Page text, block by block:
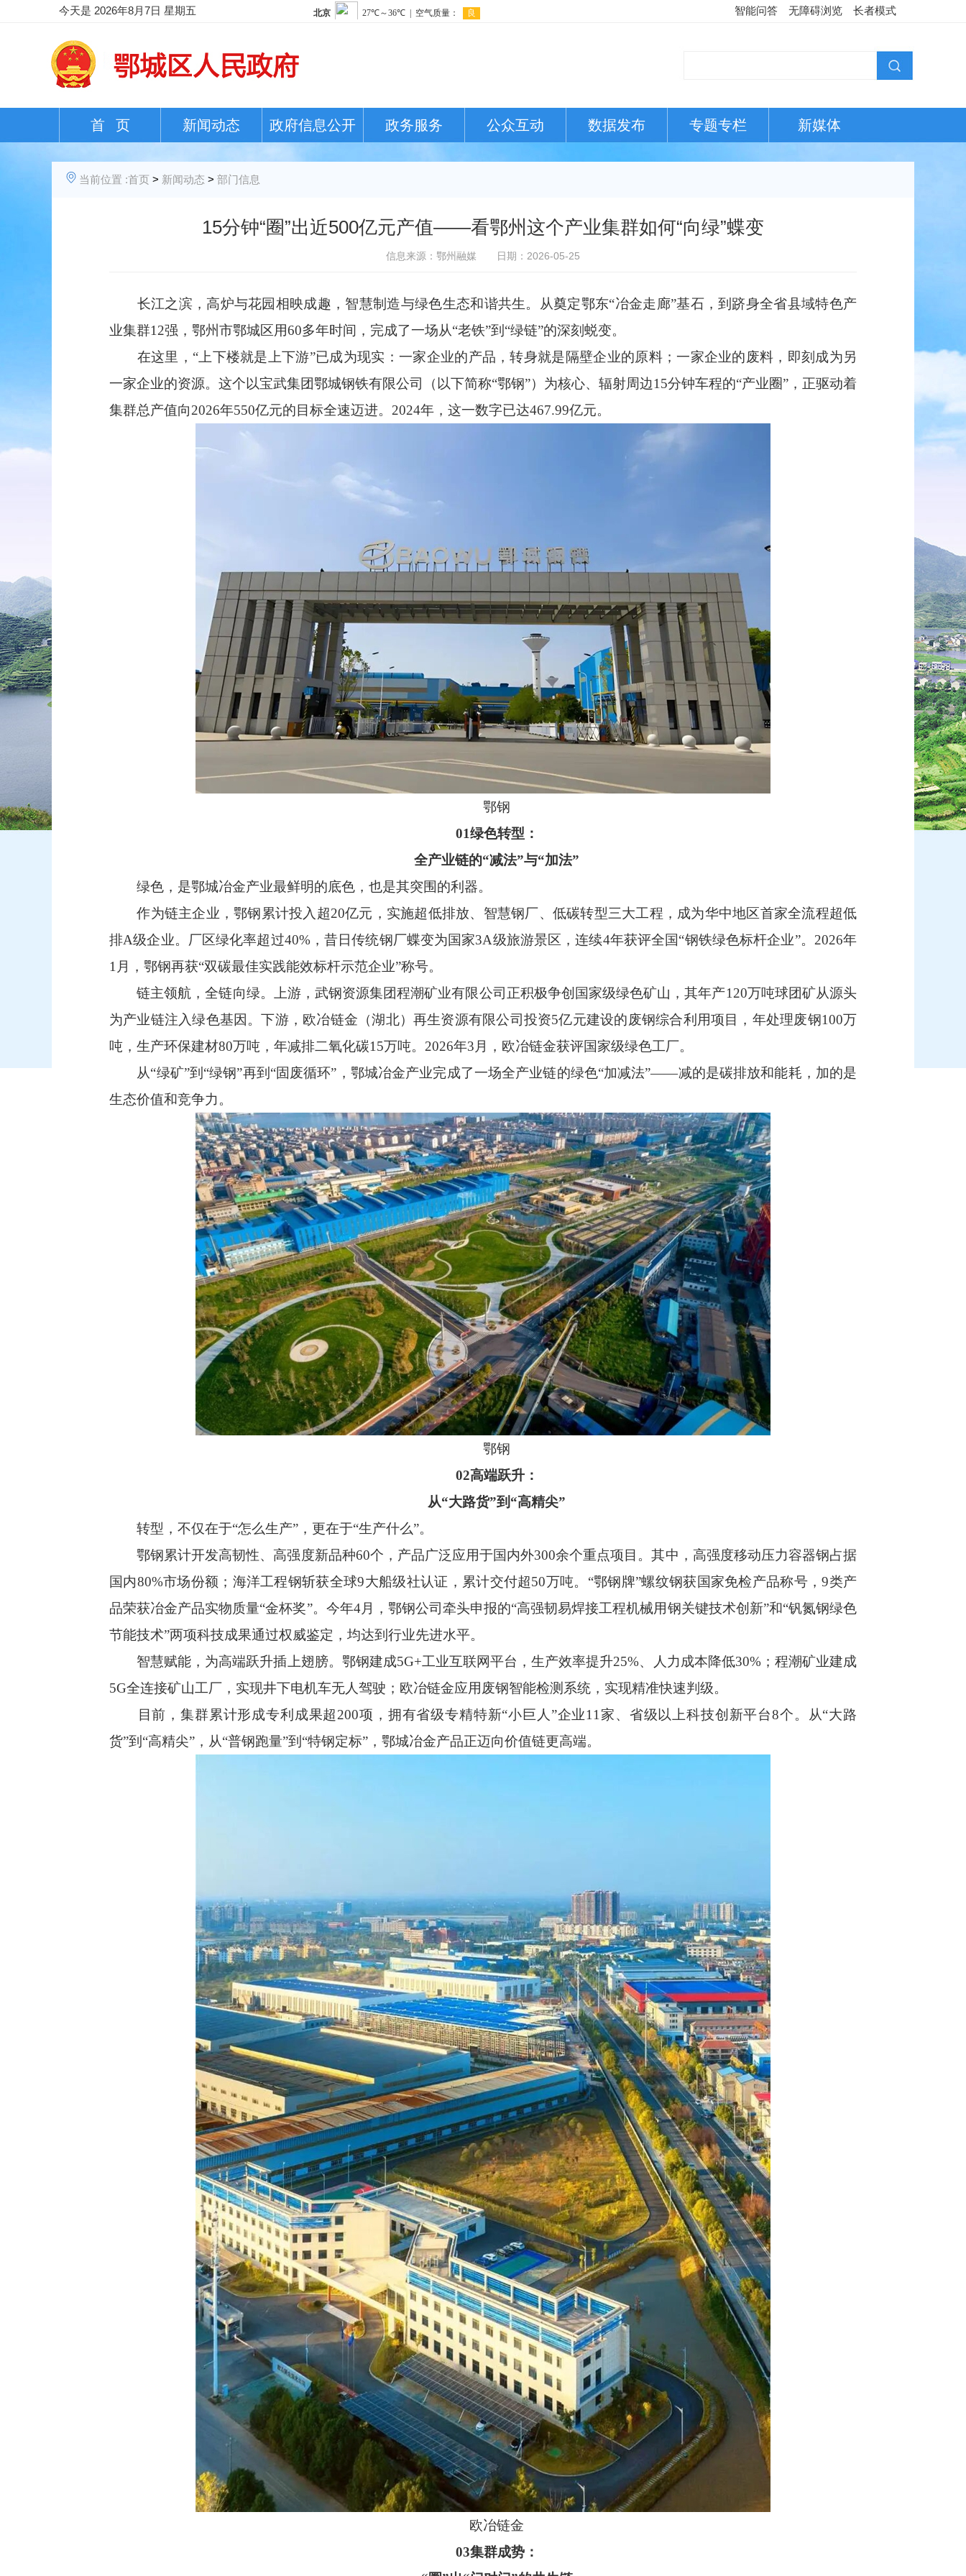
今天是 2026年8月7日 星期五 智能问答 无障碍浏览 长者模式
首 页 新闻动态 政府信息公开 政务服务 公众互动 数据发布 专题专栏 新媒体
当前位置 :首页 > 新闻动态 > 部门信息
15分钟“圈”出近500亿元产值——看鄂州这个产业集群如何“向绿”蝶变
信息来源：鄂州融媒 日期：2026-05-25
长江之滨，高炉与花园相映成趣，智慧制造与绿色生态和谐共生。从奠定鄂东“冶金走廊”基石，到跻身全省县域特色产
业集群12强，鄂州市鄂城区用60多年时间，完成了一场从“老铁”到“绿链”的深刻蜕变。
在这里，“上下楼就是上下游”已成为现实：一家企业的产品，转身就是隔壁企业的原料；一家企业的废料，即刻成为另
一家企业的资源。这个以宝武集团鄂城钢铁有限公司（以下简称“鄂钢”）为核心、辐射周边15分钟车程的“产业圈”，正驱动着
集群总产值向2026年550亿元的目标全速迈进。2024年，这一数字已达467.99亿元。
鄂钢
01绿色转型：
全产业链的“减法”与“加法”
绿色，是鄂城冶金产业最鲜明的底色，也是其突围的利器。
作为链主企业，鄂钢累计投入超20亿元，实施超低排放、智慧钢厂、低碳转型三大工程，成为华中地区首家全流程超低
排A级企业。厂区绿化率超过40%，昔日传统钢厂蝶变为国家3A级旅游景区，连续4年获评全国“钢铁绿色标杆企业”。2026年
1月，鄂钢再获“双碳最佳实践能效标杆示范企业”称号。
链主领航，全链向绿。上游，武钢资源集团程潮矿业有限公司正积极争创国家级绿色矿山，其年产120万吨球团矿从源头
为产业链注入绿色基因。下游，欧冶链金（湖北）再生资源有限公司投资5亿元建设的废钢综合利用项目，年处理废钢100万
吨，生产环保建材80万吨，年减排二氧化碳15万吨。2026年3月，欧冶链金获评国家级绿色工厂。
从“绿矿”到“绿钢”再到“固废循环”，鄂城冶金产业完成了一场全产业链的绿色“加减法”——减的是碳排放和能耗，加的是
生态价值和竞争力。
鄂钢
02高端跃升：
从“大路货”到“高精尖”
转型，不仅在于“怎么生产”，更在于“生产什么”。
鄂钢累计开发高韧性、高强度新品种60个，产品广泛应用于国内外300余个重点项目。其中，高强度移动压力容器钢占据
国内80%市场份额；海洋工程钢斩获全球9大船级社认证，累计交付超50万吨。“鄂钢牌”螺纹钢获国家免检产品称号，9类产
品荣获冶金产品实物质量“金杯奖”。今年4月，鄂钢公司牵头申报的“高强韧易焊接工程机械用钢关键技术创新”和“钒氮钢绿色
节能技术”两项科技成果通过权威鉴定，均达到行业先进水平。
智慧赋能，为高端跃升插上翅膀。鄂钢建成5G+工业互联网平台，生产效率提升25%、人力成本降低30%；程潮矿业建成
5G全连接矿山工厂，实现井下电机车无人驾驶；欧冶链金应用废钢智能检测系统，实现精准快速判级。
目前，集群累计形成专利成果超200项，拥有省级专精特新“小巨人”企业11家、省级以上科技创新平台8个。从“大路
货”到“高精尖”，从“普钢跑量”到“特钢定标”，鄂城冶金产品正迈向价值链更高端。
欧冶链金
03集群成势：